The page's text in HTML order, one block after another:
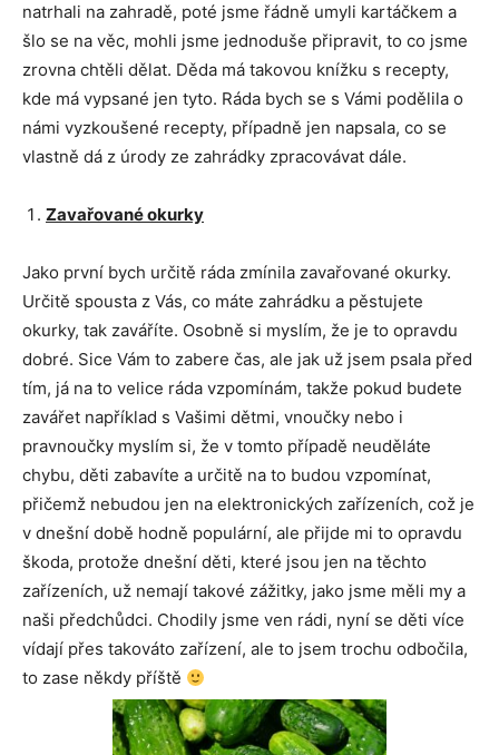
natrhali na zahradě, poté jsme řádně umyli kartáčkem a
šlo se na věc, mohli jsme jednoduše připravit, to co jsme
zrovna chtěli dělat. Děda má takovou knížku s recepty,
kde má vypsané jen tyto. Ráda bych se s Vámi podělila o
námi vyzkoušené recepty, případně jen napsala, co se
vlastně dá z úrody ze zahrádky zpracovávat dále.
Zavařované okurky
Jako první bych určitě ráda zmínila zavařované okurky.
Určitě spousta z Vás, co máte zahrádku a pěstujete
okurky, tak zaváříte. Osobně si myslím, že je to opravdu
dobré. Sice Vám to zabere čas, ale jak už jsem psala před
tím, já na to velice ráda vzpomínám, takže pokud budete
zavářet například s Vašimi dětmi, vnoučky nebo i
pravnoučky myslím si, že v tomto případě neuděláte
chybu, děti zabavíte a určitě na to budou vzpomínat,
přičemž nebudou jen na elektronických zařízeních, což je
v dnešní době hodně populární, ale přijde mi to opravdu
škoda, protože dnešní děti, které jsou jen na těchto
zařízeních, už nemají takové zážitky, jako jsme měli my a
naši předchůdci. Chodily jsme ven rádi, nyní se děti více
vídají přes takováto zařízení, ale to jsem trochu odbočila,
to zase někdy příště